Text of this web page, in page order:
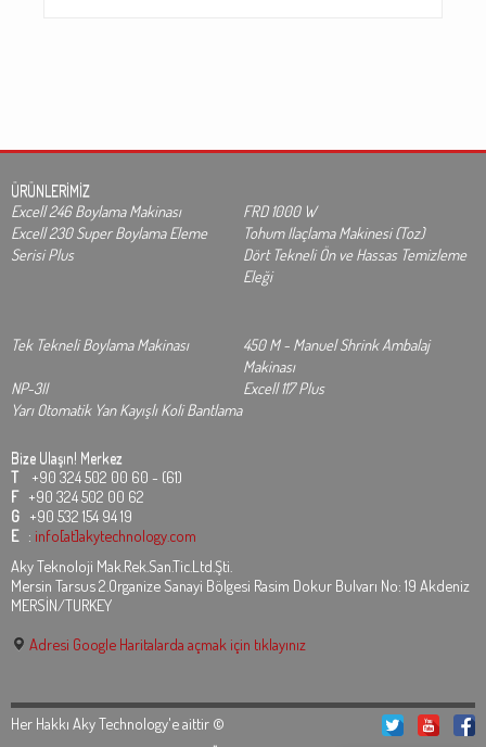
ÜRÜNLERİMİZ
Excell 246 Boylama Makinası
FRD 1000 W
Excell 230 Super Boylama Eleme
Serisi Plus
Tohum Ilaçlama Makinesi (Toz)
Dört Tekneli Ön ve Hassas Temizleme
Eleği
Tek Tekneli Boylama Makinası
450 M - Manuel Shrink Ambalaj
Makinası
NP-3II
Excell 117 Plus
Yarı Otomatik Yan Kayışlı Koli Bantlama
Bize Ulaşın! Merkez
T +90 324 502 00 60 - (61)
F +90 324 502 00 62
G +90 532 154 94 19
E : info[at]akytechnology.com
Aky Teknoloji Mak.Rek.San.Tic.Ltd.Şti.
Mersin Tarsus 2.Organize Sanayi Bölgesi Rasim Dokur Bulvarı No: 19 Akdeniz
MERSİN/TURKEY
Adresi Google Haritalarda açmak için tıklayınız
Her Hakkı Aky Technology'e aittir ©